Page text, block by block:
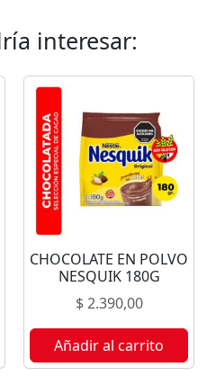
interesar:
CHOCOLATE EN POLVO
NESQUIK 180G
$2.390,00
Añadir al carrito